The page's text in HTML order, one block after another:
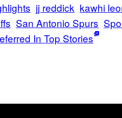
jj reddick kawhi
San Antonio Spurs
In Top Stories